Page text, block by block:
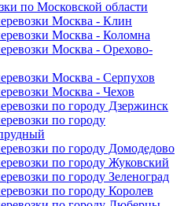
по Московской области
Москва - Клин
Москва - Коломна
Москва - Орехово-
Москва - Серпухов
Москва - Чехов
по городу Дзержинск
по городу
по городу Домодедово
по городу Жуковский
по городу Зеленоград
по городу Королев